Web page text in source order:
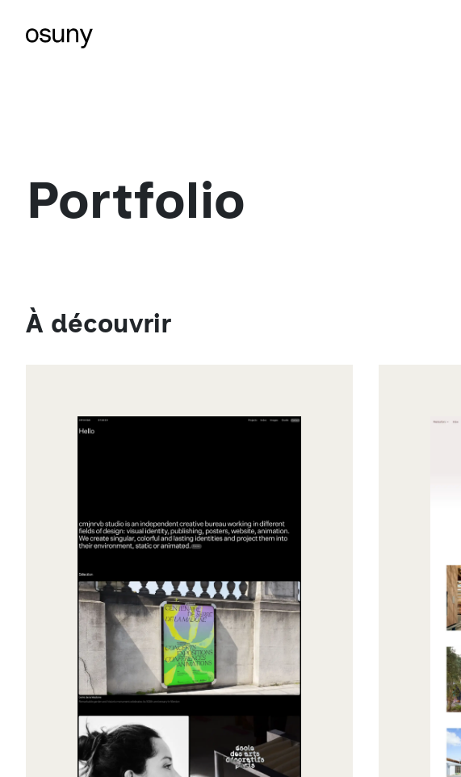
Portfolio
À découvrir